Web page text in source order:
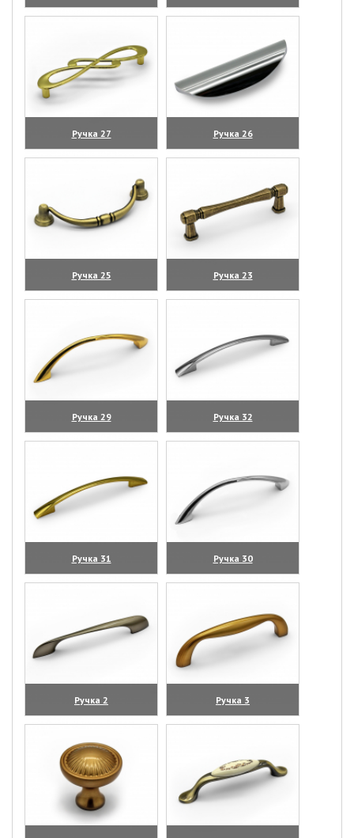
(увеличить)
(увеличить)
Ручка 27
(увеличить)
Ручка 26
(увеличить)
Ручка 25
(увеличить)
Ручка 23
(увеличить)
Ручка 29
(увеличить)
Ручка 32
(увеличить)
Ручка 31
(увеличить)
Ручка 30
(увеличить)
Ручка 2
(увеличить)
Ручка 3
(увеличить)